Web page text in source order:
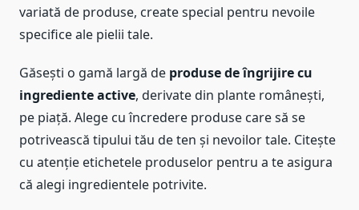
variată de produse, create special pentru nevoile
specifice ale pielii tale.
Găsești o gamă largă de produse de îngrijire cu
ingrediente active, derivate din plante românești,
pe piață. Alege cu încredere produse care să se
potrivească tipului tău de ten și nevoilor tale. Citește
cu atenție etichetele produselor pentru a te asigura
că alegi ingredientele potrivite.